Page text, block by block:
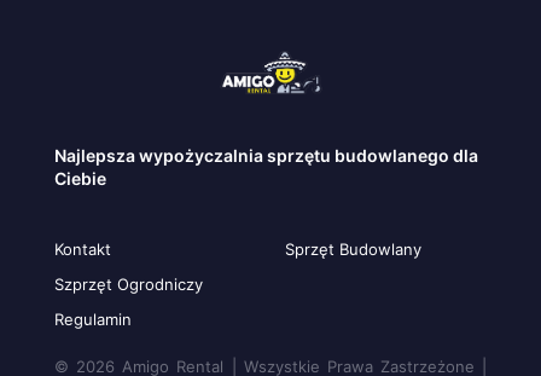
Najlepsza wypożyczalnia sprzętu budowlanego dla
Ciebie
Kontakt
Sprzęt Budowlany
Szprzęt Ogrodniczy
Regulamin
© 2026 Amigo Rental | Wszystkie Prawa Zastrzeżone |